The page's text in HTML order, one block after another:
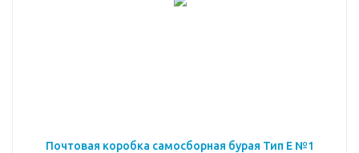
Почтовая коробка самосборная бурая Тип Е №1